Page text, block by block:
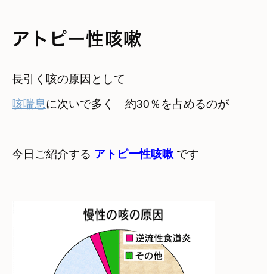
アトピー性咳嗽
咳喘息に次いで多く 約30％を占めるのが
今日ご紹介する アトピー性咳嗽 です